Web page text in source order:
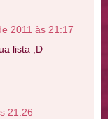
2011 às 21:17
lista ;D
21:26